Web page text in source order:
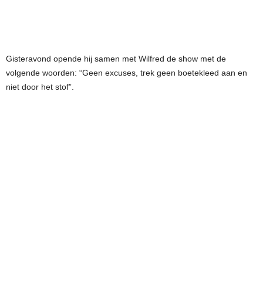
Gisteravond opende hij samen met Wilfred de show met de
volgende woorden: “Geen excuses, trek geen boetekleed aan en
niet door het stof”.